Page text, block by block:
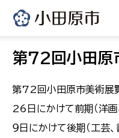
第72回小田原
第72回小田原市美術展
26日にかけて前期（洋画
９日にかけて後期（工芸